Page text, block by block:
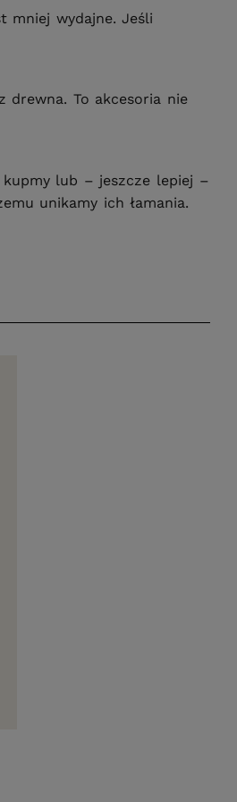
mniej wydajne. Jeśli
drewna. To akcesoria nie
lub – jeszcze lepiej –
unikamy ich łamania.